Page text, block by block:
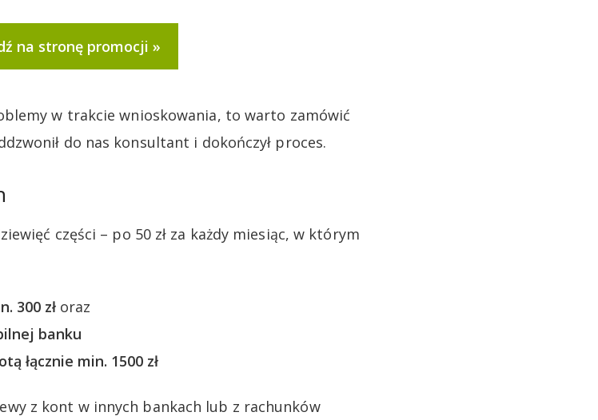
na stronę promocji
w trakcie wnioskowania, to warto zamówić
do nas konsultant i dokończył proces.
części – po 50 zł za każdy miesiąc, w którym
300 zł oraz
banku
łącznie min. 1500 zł
z kont w innych bankach lub z rachunków